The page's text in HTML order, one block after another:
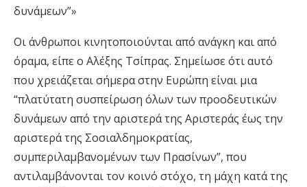
δυνάμεων”»
Οι άνθρωποι κινητοποιούνται από ανάγκη και από
όραμα, είπε ο Αλέξης Τσίπρας. Σημείωσε ότι αυτό
που χρειάζεται σήμερα στην Ευρώπη είναι μια
“πλατύτατη συσπείρωση όλων των προοδευτικών
δυνάμεων από την αριστερά της Αριστεράς έως την
αριστερά της Σοσιαλδημοκρατίας,
συμπεριλαμβανομένων των Πρασίνων”, που
αντιλαμβάνονται τον κοινό στόχο, τη μάχη κατά της